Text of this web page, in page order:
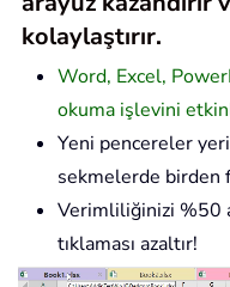
kolaylaştırır.
Word, Excel,
okuma işlevini
Yeni pencereler
sekmelerde birden
Verimliliğinizi %50
tıklaması azaltır!